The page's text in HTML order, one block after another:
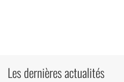
Les dernières actualités